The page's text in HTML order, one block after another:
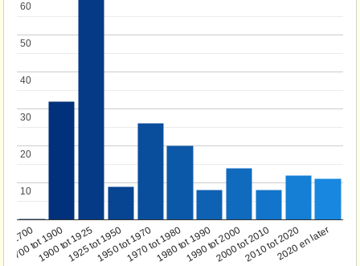
1700
1700 tot 1900
1900 tot 19251925 tot 19501950 tot 19701970 tot 19801980 tot 19901990 tot 20002000 tot 20102010 tot 20202020 en later
10
10
20
20
30
30
40
40
50
50
60
60